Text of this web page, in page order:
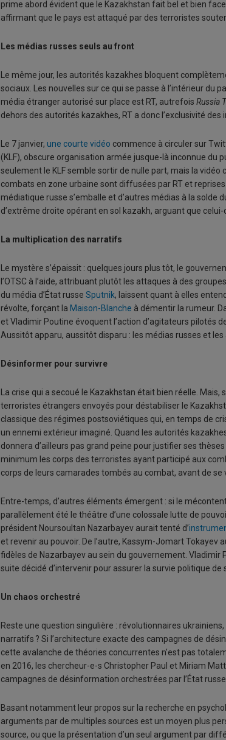
prime abord évident que le Kazakhstan fait bel et bien
affirmant que le pays est attaqué par des terroristes
Les médias russes seuls au front
Le même jour, les autorités kazakhes bloquent
sociaux. Les nouvelles sur ce qui se passe à l’intérieur du
média étranger autorisé sur place est RT, autrefois Russia
dehors des autorités kazakhes, RT a donc l’exclusivité
Le 7 janvier, une courte vidéo commence à circuler sur
(KLF), obscure organisation armée jusque-là inconnue du
seulement le KLF semble sortir de nulle part, mais la
combats en zone urbaine sont diffusées par RT et
médiatique russe s’emballe et d’autres médias à la solde
d’extrême droite opérant en sol kazakh, arguant que celui-
La multiplication des narratifs
Le mystère s’épaissit : quelques jours plus tôt, le
l’OTSC à l’aide, attribuant plutôt les attaques à des
du média d’État russe Sputnik, laissent quant à elles
révolte, forçant la Maison-Blanche à démentir la rumeur.
et Vladimir Poutine évoquent l’action d’agitateurs pilotés
Aussitôt apparu, aussitôt disparu : les médias russes et
Désinformer pour survivre
La crise qui a secoué le Kazakhstan était bien réelle. Mais,
terroristes étrangers envoyés pour déstabiliser le
classique des régimes postsoviétiques qui, en temps de
un ennemi extérieur imaginé. Quand les autorités
donnera d’ailleurs pas grand peine pour justifier ses
minimum les corps des terroristes ayant participé aux
corps de leurs camarades tombés au combat, avant de se
Entre-temps, d’autres éléments émergent : si le
parallèlement été le théâtre d’une colossale lutte de
président Noursoultan Nazarbayev aurait tenté d’
et revenir au pouvoir. De l’autre, Kassym-Jomart
fidèles de Nazarbayev au sein du gouvernement. Vladimir
suite décidé d’intervenir pour assurer la survie politique de
Un chaos orchestré
Reste une question singulière : révolutionnaires
narratifs ? Si l’architecture exacte des campagnes de
cette avalanche de théories concurrentes n’est pas
en 2016, les chercheur-e-s Christopher Paul et Miriam
campagnes de désinformation orchestrées par l’État russe.
Basant notamment leur propos sur la recherche en
arguments par de multiples sources est un moyen plus
source, ou que la présentation d’un seul argument par